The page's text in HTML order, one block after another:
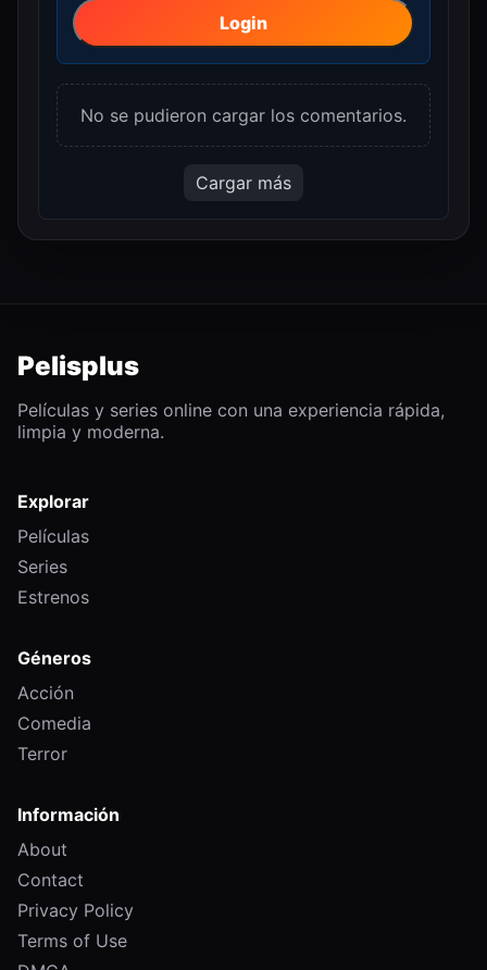
Login
No se pudieron cargar los comentarios.
Cargar más
Pelisplus
Películas y series online con una experiencia rápida,
limpia y moderna.
Explorar
Películas
Series
Estrenos
Géneros
Acción
Comedia
Terror
Información
About
Contact
Privacy Policy
Terms of Use